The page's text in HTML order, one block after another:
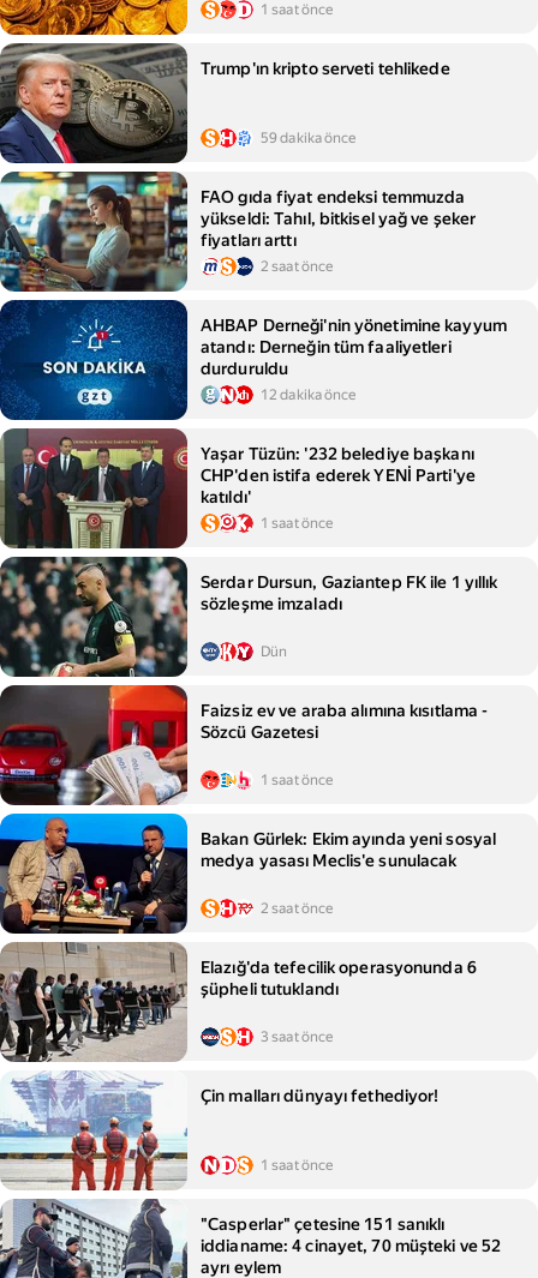
1 saat önce
Trump'ın kripto serveti tehlikede
59 dakika önce
FAO gıda fiyat endeksi temmuzda
yükseldi: Tahıl, bitkisel yağ ve şeker
fiyatları arttı
2 saat önce
AHBAP Derneği'nin yönetimine kayyum
atandı: Derneğin tüm faaliyetleri
durduruldu
12 dakika önce
Yaşar Tüzün: '232 belediye başkanı
CHP'den istifa ederek YENİ Parti'ye
katıldı'
1 saat önce
Serdar Dursun, Gaziantep FK ile 1 yıllık
sözleşme imzaladı
Dün
Faizsiz ev ve araba alımına kısıtlama -
Sözcü Gazetesi
1 saat önce
Bakan Gürlek: Ekim ayında yeni sosyal
medya yasası Meclis'e sunulacak
2 saat önce
Elazığ'da tefecilik operasyonunda 6
şüpheli tutuklandı
3 saat önce
Çin malları dünyayı fethediyor!
1 saat önce
"Casperlar" çetesine 151 sanıklı
iddianame: 4 cinayet, 70 müşteki ve 52
ayrı eylem